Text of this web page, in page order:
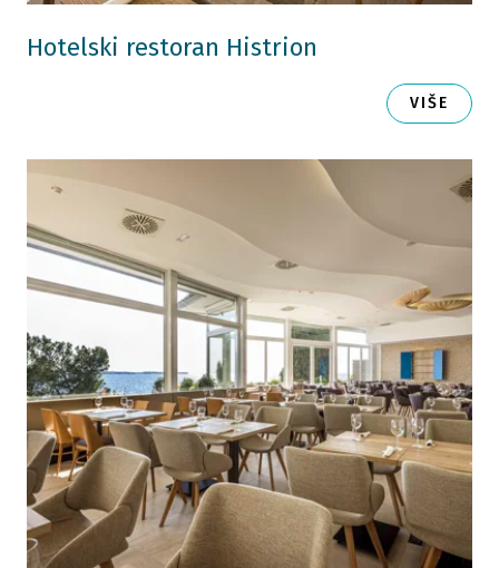
Hotelski restoran Histrion
VIŠE